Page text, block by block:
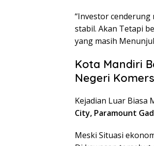
“Investor cenderung
stabil. Akan Tetapi
yang masih
Kota Mandiri
Negeri
Kejadian Luar Biasa
City, Paramount
Meski Situasi